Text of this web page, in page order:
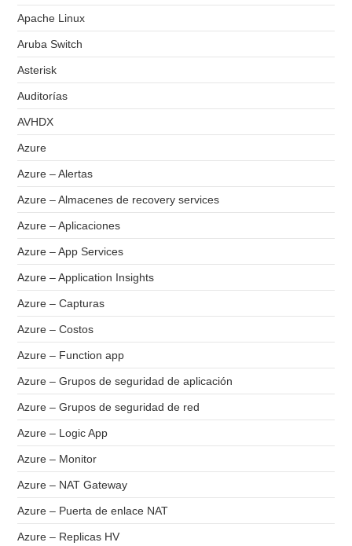
Apache Linux
Aruba Switch
Asterisk
Auditorías
AVHDX
Azure
Azure – Alertas
Azure – Almacenes de recovery services
Azure – Aplicaciones
Azure – App Services
Azure – Application Insights
Azure – Capturas
Azure – Costos
Azure – Function app
Azure – Grupos de seguridad de aplicación
Azure – Grupos de seguridad de red
Azure – Logic App
Azure – Monitor
Azure – NAT Gateway
Azure – Puerta de enlace NAT
Azure – Replicas HV